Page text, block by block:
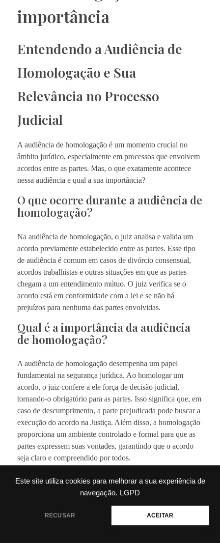
Este site utiliza cookies para melhorar a sua experiência de
navegação. LGPD
RECUSAR ACEITAR
importância
Entendendo a Audiência de
Homologação e Sua
Relevância no Processo
Judicial
A audiência de homologação é um momento crucial no
âmbito jurídico, especialmente em processos que envolvem
acordos entre as partes. Mas, o que exatamente acontece
nessa audiência e qual a sua importância?
O que ocorre durante a audiência de
homologação?
Na audiência de homologação, o juiz analisa e valida um
acordo previamente estabelecido entre as partes. Esse tipo
de audiência é comum em casos de divórcio consensual,
acordos trabalhistas e outras situações em que as partes
chegam a um entendimento mútuo. O juiz verifica se o
acordo está em conformidade com a lei e se não há
prejuízos para nenhuma das partes envolvidas.
Qual é a importância da audiência
de homologação?
A audiência de homologação desempenha um papel
fundamental na segurança jurídica. Ao homologar um
acordo, o juiz confere a ele força de decisão judicial,
tornando-o obrigatório para as partes. Isso significa que, em
caso de descumprimento, a parte prejudicada pode buscar a
execução do acordo na Justiça. Além disso, a homologação
proporciona um ambiente controlado e formal para que as
partes expressem suas vontades, garantindo que o acordo
seja claro e compreendido por todos.
Quais são os benefícios da
homologação judicial?
Um dos principais benefícios da homologação judicial é a
celeridade processual. Ao optar por um acordo, as partes